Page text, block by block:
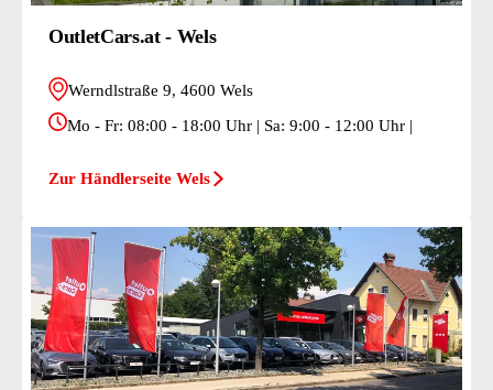
OutletCars.at - Wels
Werndlstraße 9, 4600 Wels
Mo - Fr: 08:00 - 18:00 Uhr | Sa: 9:00 - 12:00 Uhr |
Zur Händlerseite Wels